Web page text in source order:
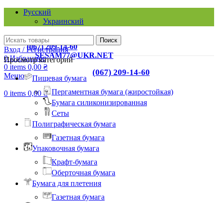
Русский
Украинский
КИЕВ, 03067, УЛ. А. ТИХОГО, 42-А
ТЕЛ.:(067) 209-14-60
EMAIL:SESAM77@UKR.NET
(067) 209-14-60
Поиск
Вход / Регистрация
0Избранное
0 items 0,00 ₴
Меню
0 items 0,00 ₴
Просмотр категорий
Пищевая бумага
Пергаментная бумага (жиростойкая)
Бумага силиконизированная
Сеты
Полиграфическая бумага
Газетная бумага
Упаковочная бумага
Крафт-бумага
Оберточная бумага
Бумага для плетения
Газетная бумага